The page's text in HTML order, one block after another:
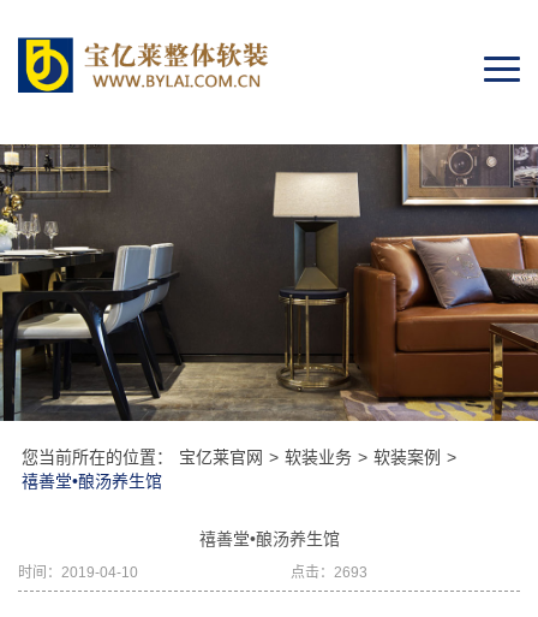
您当前所在的位置： 宝亿莱官网 > 软装业务 > 软装案例 >
禧善堂•酿汤养生馆
禧善堂•酿汤养生馆
时间：2019-04-10 点击：2693